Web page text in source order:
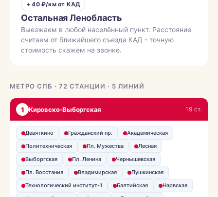
+ 40 ₽/км от КАД
Остальная Ленобласть
Выезжаем в любой населённый пункт. Расстояние
считаем от ближайшего съезда КАД - точную
стоимость скажем на звонке.
МЕТРО СПБ · 72 СТАНЦИИ · 5 ЛИНИЙ
1 Кировско-Выборгская 19 ст.
Девяткино Гражданский пр.
Академическая
Политехническая
Пл. Мужества
Лесная
Выборгская
Пл. Ленина
Чернышевская
Пл. Восстания
Владимирская
Пушкинская
Технологический институт-1
Балтийская
Нарвская